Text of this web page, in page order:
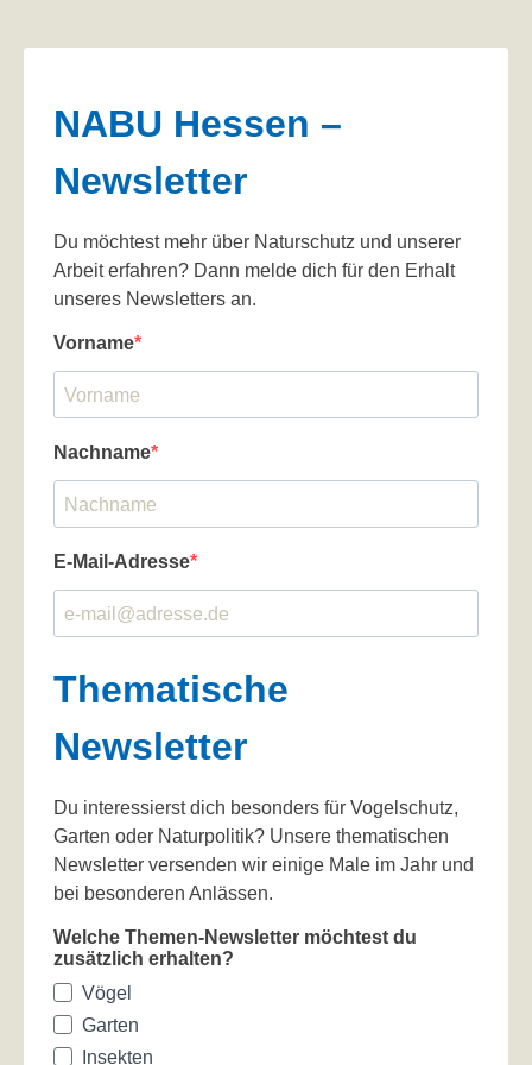
NABU Hessen –
Newsletter
Du möchtest mehr über Naturschutz und unserer
Arbeit erfahren? Dann melde dich für den Erhalt
unseres Newsletters an.
Vorname
Nachname
E-Mail-Adresse
Thematische
Newsletter
Du interessierst dich besonders für Vogelschutz,
Garten oder Naturpolitik? Unsere thematischen
Newsletter versenden wir einige Male im Jahr und
bei besonderen Anlässen.
Welche Themen-Newsletter möchtest du
zusätzlich erhalten?
Vögel
Garten
Insekten